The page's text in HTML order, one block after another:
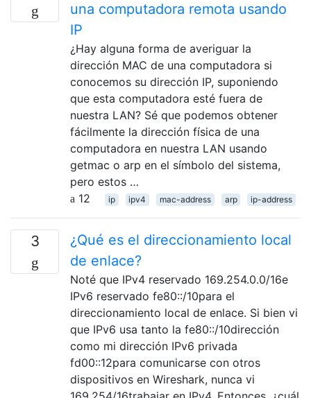
una computadora remota usando
IP
¿Hay alguna forma de averiguar la
dirección MAC de una computadora si
conocemos su dirección IP, suponiendo
que esta computadora esté fuera de
nuestra LAN? Sé que podemos obtener
fácilmente la dirección física de una
computadora en nuestra LAN usando
getmac o arp en el símbolo del sistema,
pero estos …
12
ip ipv4 mac-address arp ip-address
3
¿Qué es el direccionamiento local
de enlace?
Noté que IPv4 reservado 169.254.0.0/16e
IPv6 reservado fe80::/10para el
direccionamiento local de enlace. Si bien vi
que IPv6 usa tanto la fe80::/10dirección
como mi dirección IPv6 privada
fd00::12para comunicarse con otros
dispositivos en Wireshark, nunca vi